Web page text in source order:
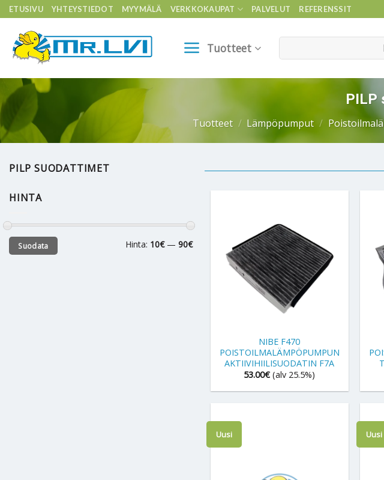
Skip
to
content
ETUSIVU YHTEYSTIEDOT MYYMÄLÄ VERKKOKAUPAT PALVELUT REFERENSSIT
Tuotteet
PILP
Tuotteet / Lämpöpumput /
PILP SUODATTIMET
HINTA
Minimihinta
Maksimihinta
Suodata Hinta: 10€— 90€
NIBE F470
POISTOILMALÄMPÖPUMPUN
AKTIIVIHIILISUODATIN F7A
53.00€ (alv 25.5%)
Uusi Uusi